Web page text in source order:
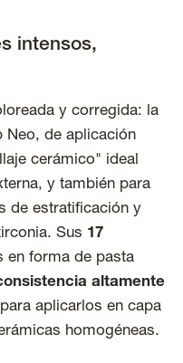
intensos,
y corregida: la
Neo, de aplicación
cerámico" ideal
y también para
de estratificación y
Sus 17
en forma de pasta
altamente
aplicarlos en capa
homogéneas.